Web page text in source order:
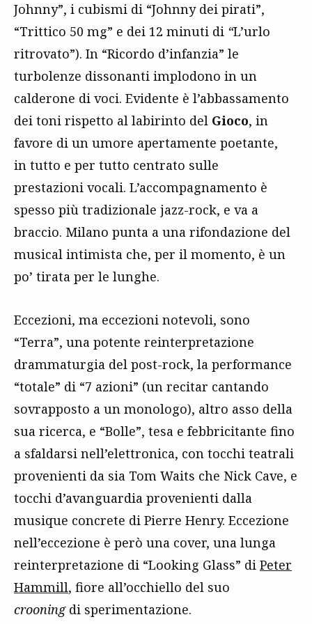
Johnny”, i cubismi di “Johnny dei pirati”,
“Trittico 50 mg” e dei 12 minuti di “L’urlo
ritrovato”). In “Ricordo d’infanzia” le
turbolenze dissonanti implodono in un
calderone di voci. Evidente è l’abbassamento
dei toni rispetto al labirinto del Gioco, in
favore di un umore apertamente poetante,
in tutto e per tutto centrato sulle
prestazioni vocali. L’accompagnamento è
spesso più tradizionale jazz-rock, e va a
braccio. Milano punta a una rifondazione del
musical intimista che, per il momento, è un
po’ tirata per le lunghe.
Eccezioni, ma eccezioni notevoli, sono
“Terra”, una potente reinterpretazione
drammaturgia del post-rock, la performance
“totale” di “7 azioni” (un recitar cantando
sovrapposto a un monologo), altro asso della
sua ricerca, e “Bolle”, tesa e febbricitante fino
a sfaldarsi nell’elettronica, con tocchi teatrali
provenienti da sia Tom Waits che Nick Cave, e
tocchi d’avanguardia provenienti dalla
musique concrete di Pierre Henry. Eccezione
nell’eccezione è però una cover, una lunga
reinterpretazione di “Looking Glass” di Peter
Hammill, fiore all’occhiello del suo
crooningdi sperimentazione.